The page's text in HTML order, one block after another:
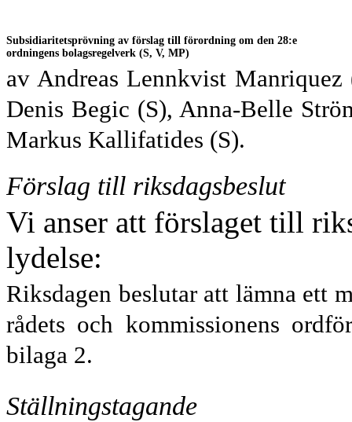
Subsidiaritetsprövning av förslag till förordning om den 28:e
ordningens bolagsregelverk (S, V, MP)
av Andreas Lennkvist
Denis Begic (S), Anna-Belle
Markus Kallifatides (S).
Förslag till riksdagsbeslut
Vi anser att förslaget till
lydelse:
Riksdagen beslutar att lämna ett
rådets och kommissionens
bilaga 2.
Ställningstagande